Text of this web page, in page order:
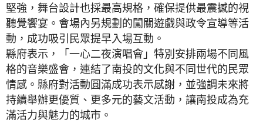
堅強，舞台設計也採最高規格，確保提供最震撼的視
聽覺饗宴。會場內另規劃的闖關遊戲與政令宣導等活
動，成功吸引民眾提早入場互動。
縣府表示，「一心二夜演唱會」特別安排兩場不同風
格的音樂盛會，連結了南投的文化與不同世代的民眾
情感。縣府對活動圓滿成功表示感謝，並強調未來將
持續舉辦更優質、更多元的藝文活動，讓南投成為充
滿活力與魅力的城市。